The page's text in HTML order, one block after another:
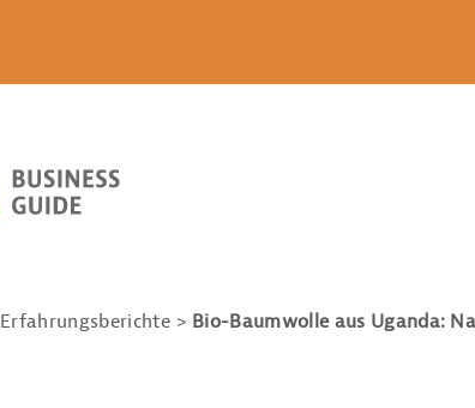
Erfahrungsberichte Bio-Baumwolle aus Uganda: